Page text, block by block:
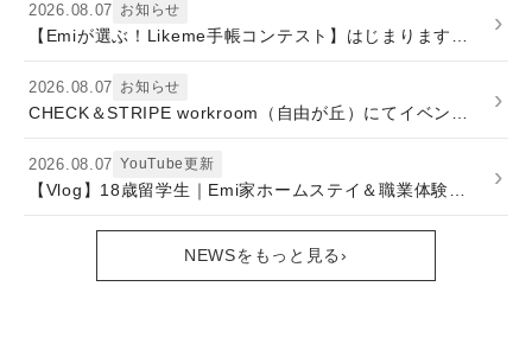
2026.08.07 お知らせ ›
2026.08.07 お知らせ ›
2026.08.07 YouTube更新 ›
NEWSをもっと見る›